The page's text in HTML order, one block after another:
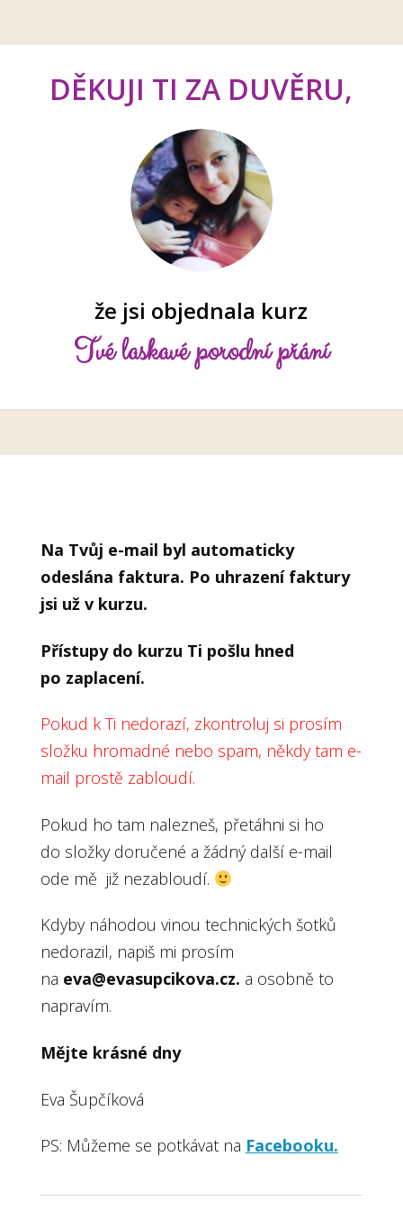
DĚKUJI TI ZA DUVĚRU,
že jsi objednala kurz
Tvé laskavé porodní přání
Na Tvůj e-mail byl automaticky
odeslána faktura. Po uhrazení faktury
jsi už v kurzu.
Přístupy do kurzu Ti pošlu hned
po zaplacení.
Pokud k Ti nedorazí, zkontroluj si prosím
složku hromadné nebo spam, někdy tam e-
mail prostě zabloudí.
Pokud ho tam nalezneš, přetáhni si ho
do složky doručené a žádný další e-mail
ode mě již nezabloudí.
Kdyby náhodou vinou technických šotků
nedorazil, napiš mi prosím
na eva@evasupcikova.cz. a osobně to
napravím.
Mějte krásné dny
Eva Šupčíková
PS: Můžeme se potkávat na Facebooku.